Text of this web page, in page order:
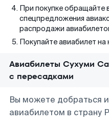
При покупке обращайте
спецпредложения
распродажи
Покупайте авиабилет
Авиабилеты Сухуми
с пересадками
Вы можете добраться
авиабилетом в страну